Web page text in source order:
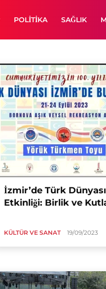
POLITIKA SAĞLIK
İzmir’de Türk Dünyası
Etkinliği: Birlik ve
KÜLTÜR VE SANAT 19/09/2023